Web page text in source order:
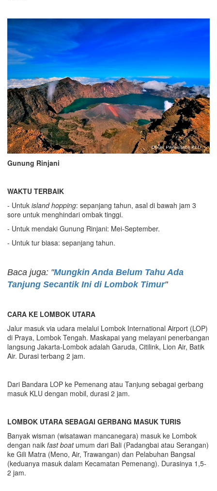
Gunung Rinjani
WAKTU TERBAIK
- Untuk island hopping: sepanjang tahun, asal di bawah jam 3
sore untuk menghindari ombak tinggi.
- Untuk mendaki Gunung Rinjani: Mei-September.
- Untuk tur biasa: sepanjang tahun.
Baca juga: "Mungkin Anda Belum Tahu Ada
Tanjung Secantik Ini di Lombok Timur"
CARA KE LOMBOK UTARA
Jalur masuk via udara melalui Lombok International Airport (LOP)
di Praya, Lombok Tengah. Maskapai yang melayani penerbangan
langsung Jakarta-Lombok adalah Garuda, Citilink, Lion Air, Batik
Air. Durasi terbang 2 jam.
Dari Bandara LOP ke Pemenang atau Tanjung sebagai gerbang
masuk KLU dengan mobil, durasi 2 jam.
LOMBOK UTARA SEBAGAI GERBANG MASUK TURIS
Banyak wisman (wisatawan mancanegara) masuk ke Lombok
dengan naik fast boatumum dari Bali (Padangbai atau Serangan)
ke Gili Matra (Meno, Air, Trawangan) dan Pelabuhan Bangsal
(keduanya masuk dalam Kecamatan Pemenang). Durasinya 1,5-
2 jam.